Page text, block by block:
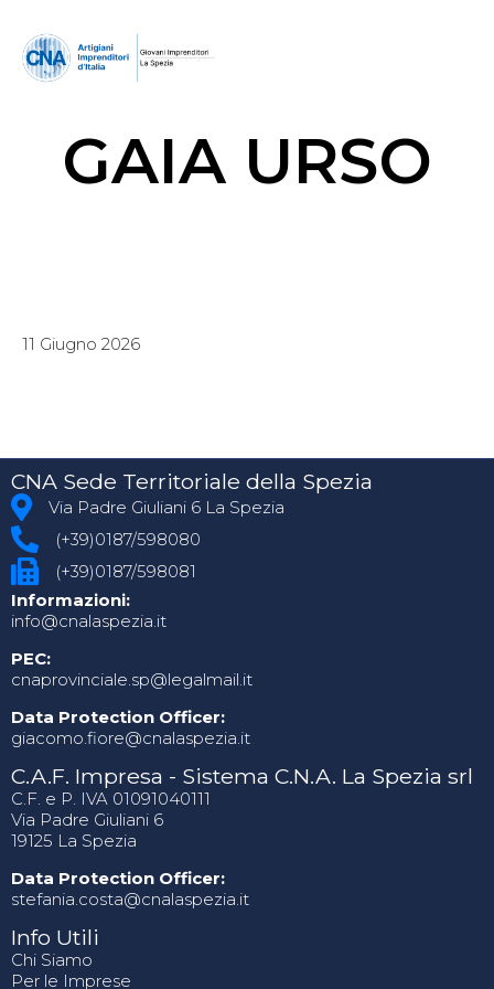
GAIA URSO
11 Giugno 2026
CNA Sede Territoriale della Spezia
Via Padre Giuliani 6 La Spezia
(+39)0187/598080
(+39)0187/598081
Informazioni:
info@cnalaspezia.it
PEC:
cnaprovinciale.sp@legalmail.it
Data Protection Officer:
giacomo.fiore@cnalaspezia.it
C.A.F. Impresa - Sistema C.N.A. La Spezia srl
C.F. e P. IVA 01091040111
Via Padre Giuliani 6
19125 La Spezia
Data Protection Officer:
stefania.costa@cnalaspezia.it
Info Utili
Chi Siamo
Per le Imprese